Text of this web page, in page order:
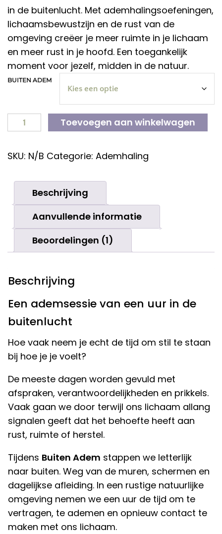
in de buitenlucht. Met ademhalingsoefeningen,
lichaamsbewustzijn en de rust van de
omgeving creëer je meer ruimte in je lichaam
en meer rust in je hoofd. Een toegankelijk
moment voor jezelf, midden in de natuur.
BUITEN ADEM
BUITEN
Toevoegen aan winkelwagen
SKU: N/B Categorie: Ademhaling
Beschrijving
Aanvullende informatie
Beoordelingen (1)
Beschrijving
Een ademsessie van een uur in de
buitenlucht
Hoe vaak neem je echt de tijd om stil te staan
bij hoe je je voelt?
De meeste dagen worden gevuld met
afspraken, verantwoordelijkheden en prikkels.
Vaak gaan we door terwijl ons lichaam allang
signalen geeft dat het behoefte heeft aan
rust, ruimte of herstel.
Tijdens Buiten Adem stappen we letterlijk
naar buiten. Weg van de muren, schermen en
dagelijkse afleiding. In een rustige natuurlijke
omgeving nemen we een uur de tijd om te
vertragen, te ademen en opnieuw contact te
maken met ons lichaam.